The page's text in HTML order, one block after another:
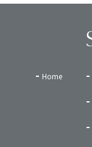
Home